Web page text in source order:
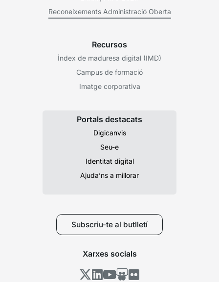
Reconeixements Administració Oberta
Recursos
Índex de maduresa digital (IMD)
Campus de formació
Imatge corporativa
Portals destacats
Digicanvis
Seu-e
Identitat digital
Ajuda’ns a millorar
Subscriu-te al butlletí
Xarxes socials